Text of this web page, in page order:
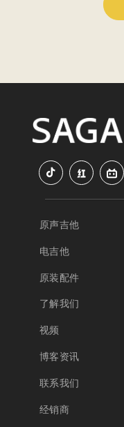
原声吉他
电吉他
原装配件
了解我们
视频
博客资讯
联系我们
经销商